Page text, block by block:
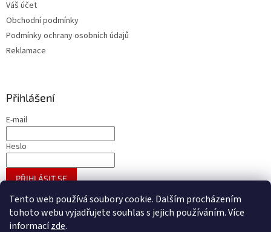
Tento web používá soubory cookie. Dalším procházením
tohoto webu vyjadřujete souhlas s jejich používáním. Více
informacízde.
Váš účet
Obchodní podmínky
Podmínky ochrany osobních údajů
Reklamace
Přihlášení
E-mail
Heslo
PŘIHLÁSIT SE
Nová registraceZapomenuté heslo